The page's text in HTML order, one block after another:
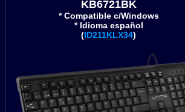
KB6721BK
* Compatible c/Windows
* Idioma español
(ID211KLX34)